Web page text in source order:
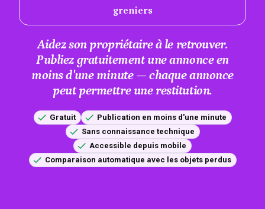
greniers
Aidez son propriétaire à le retrouver.
Publiez gratuitement une annonce en
moins d'une minute — chaque annonce
peut permettre une restitution.
Gratuit
Publication en moins d'une minute
Sans connaissance technique
Accessible depuis mobile
Comparaison automatique avec les objets perdus